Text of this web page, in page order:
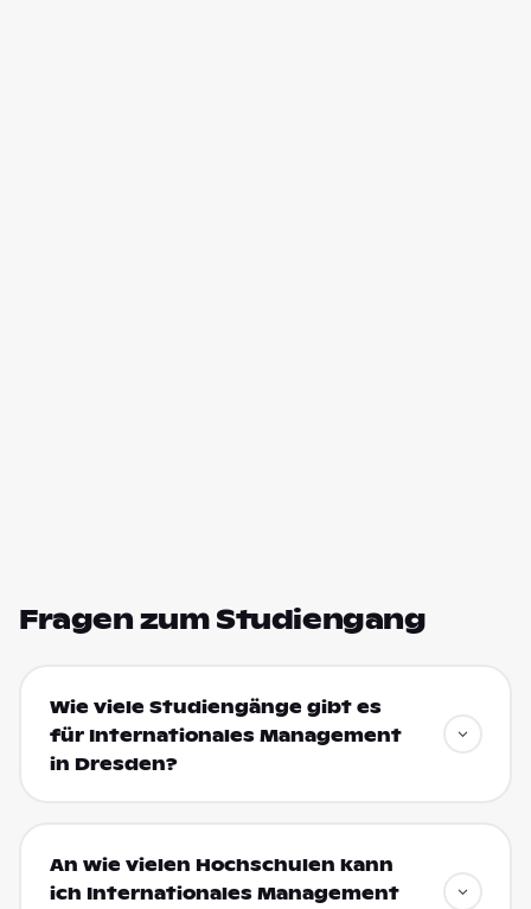
Fragen zum Studiengang
Wie viele Studiengänge gibt es
für Internationales Management
in Dresden?
An wie vielen Hochschulen kann
ich Internationales Management